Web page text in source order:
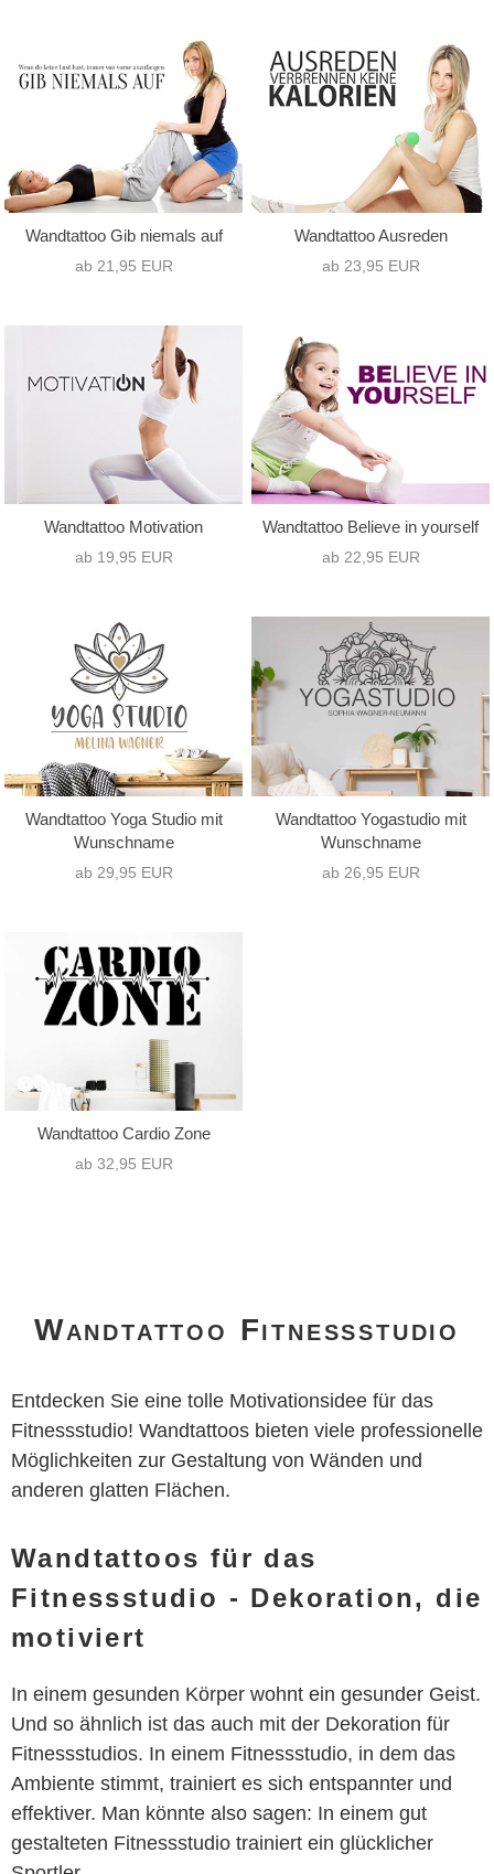
Wandtattoo Fitnessstudio
Entdecken Sie eine tolle Motivationsidee für das
Fitnessstudio! Wandtattoos bieten viele professionelle
Möglichkeiten zur Gestaltung von Wänden und
anderen glatten Flächen.
Wandtattoos für das
Fitnessstudio - Dekoration, die
motiviert
In einem gesunden Körper wohnt ein gesunder Geist.
Und so ähnlich ist das auch mit der Dekoration für
Fitnessstudios. In einem Fitnessstudio, in dem das
Ambiente stimmt, trainiert es sich entspannter und
effektiver. Man könnte also sagen: In einem gut
gestalteten Fitnessstudio trainiert ein glücklicher
Wandtattoo Gib niemals auf
ab 21,95 EUR
Wandtattoo Ausreden
ab 23,95 EUR
Wandtattoo Motivation
ab 19,95 EUR
Wandtattoo Believe in yourself
ab 22,95 EUR
Wandtattoo Yoga Studio mit
Wunschname
ab 29,95 EUR
Wandtattoo Yogastudio mit
Wunschname
ab 26,95 EUR
Wandtattoo Cardio Zone
ab 32,95 EUR